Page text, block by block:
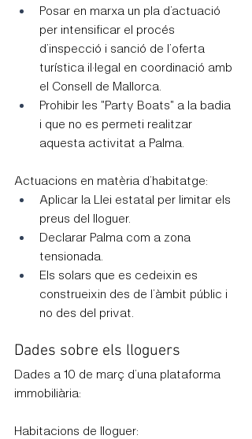
Posar en marxa un pla d’actuació
per intensificar el procés
d’inspecció i sanció de l’oferta
turística il·legal en coordinació amb
el Consell de Mallorca.
Prohibir les "Party Boats" a la badia
i que no es permeti realitzar
aquesta activitat a Palma.
Actuacions en matèria d’habitatge:
Aplicar la Llei estatal per limitar els
preus del lloguer.
Declarar Palma com a zona
tensionada.
Els solars que es cedeixin es
construeixin des de l’àmbit públic i
no des del privat.
Dades sobre els lloguers
Dades a 10 de març d’una plataforma
immobiliària:
Habitacions de lloguer: